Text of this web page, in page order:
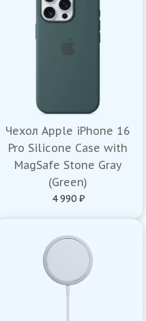
Чехол Apple iPhone 16
Pro Silicone Case with
MagSafe Stone Gray
(Green)
4 990 ₽